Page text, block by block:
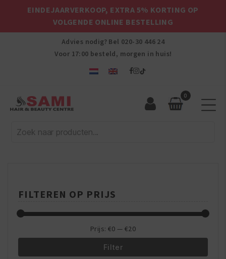
EINDEJAARVERKOOP, EXTRA 5% KORTING OP
VOLGENDE ONLINE BESTELLING
Advies nodig? Bel 020-30 446 24
Voor 17:00 besteld, morgen in huis!
Afro
Hair
0
FILTEREN OP PRIJS
Filter
Prijs: €0 — €20